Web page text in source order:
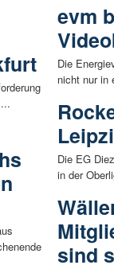
evm
Die
nicht nur in
Die EG
in der
sind